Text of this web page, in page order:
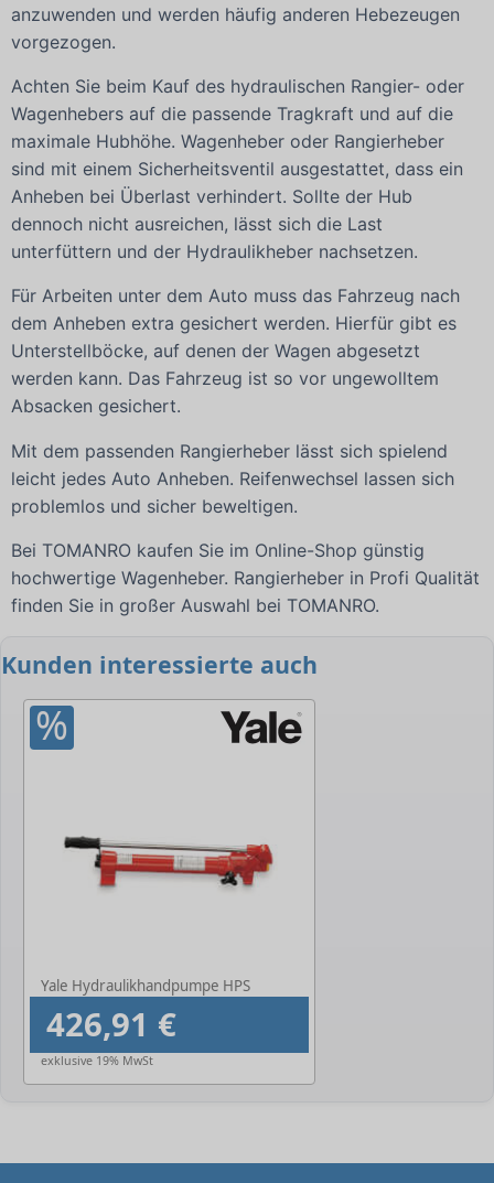
anzuwenden und werden häufig anderen Hebezeugen
vorgezogen.
Achten Sie beim Kauf des hydraulischen Rangier- oder
Wagenhebers auf die passende Tragkraft und auf die
maximale Hubhöhe. Wagenheber oder Rangierheber
sind mit einem Sicherheitsventil ausgestattet, dass ein
Anheben bei Überlast verhindert. Sollte der Hub
dennoch nicht ausreichen, lässt sich die Last
unterfüttern und der Hydraulikheber nachsetzen.
Für Arbeiten unter dem Auto muss das Fahrzeug nach
dem Anheben extra gesichert werden. Hierfür gibt es
Unterstellböcke, auf denen der Wagen abgesetzt
werden kann. Das Fahrzeug ist so vor ungewolltem
Absacken gesichert.
Mit dem passenden Rangierheber lässt sich spielend
leicht jedes Auto Anheben. Reifenwechsel lassen sich
problemlos und sicher beweltigen.
Bei TOMANRO kaufen Sie im Online-Shop günstig
hochwertige Wagenheber. Rangierheber in Profi Qualität
finden Sie in großer Auswahl bei TOMANRO.
Kunden interessierte auch
%
Yale Hydraulikhandpumpe HPS
426,91 €
exklusive 19% MwSt